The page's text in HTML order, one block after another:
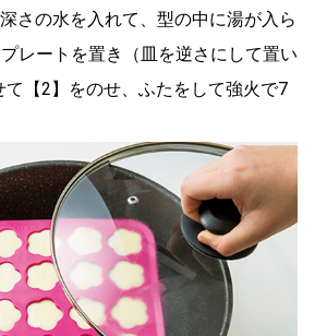
さの水を入れて、型の中に湯が入ら
レートを置き（皿を逆さにして置い
て【2】をのせ、ふたをして強火で7